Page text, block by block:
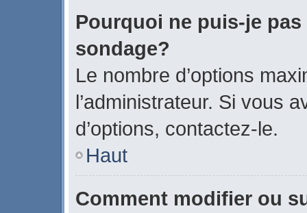
Pourquoi ne puis-je
sondage?
Le nombre d’options
l’administrateur. Si vous
d’options, contactez-le.
Haut
Comment modifier ou